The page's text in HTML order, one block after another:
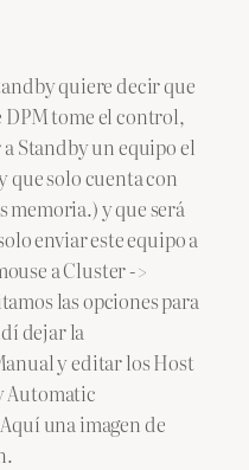
quiere decir que
DPM tome el control,
Standby un equipo el
que solo cuenta con
memoria.) y que será
enviar este equipo a
a Cluster ->
las opciones para
dejar la
y editar los Host
Automatic
una imagen de